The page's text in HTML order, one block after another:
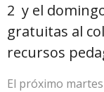
2 y el
gratuitas al
recursos
El próximo